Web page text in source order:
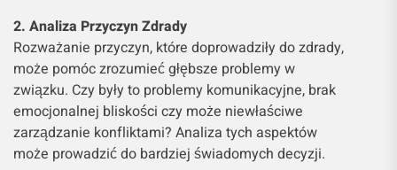
2. Analiza Przyczyn Zdrady
Rozważanie przyczyn, które doprowadziły do zdrady,
może pomóc zrozumieć głębsze problemy w
związku. Czy były to problemy komunikacyjne, brak
emocjonalnej bliskości czy może niewłaściwe
zarządzanie konfliktami? Analiza tych aspektów
może prowadzić do bardziej świadomych decyzji.